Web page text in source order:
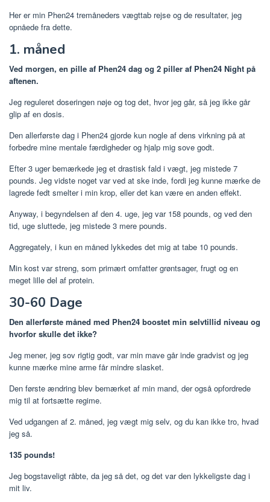
Her er min Phen24 tremåneders vægttab rejse og de resultater, jeg
opnåede fra dette.
1. måned
Ved morgen, en pille af Phen24 dag og 2 piller af Phen24 Night på
aftenen.
Jeg reguleret doseringen nøje og tog det, hvor jeg går, så jeg ikke går
glip af en dosis.
Den allerførste dag i Phen24 gjorde kun nogle af dens virkning på at
forbedre mine mentale færdigheder og hjalp mig sove godt.
Efter 3 uger bemærkede jeg et drastisk fald i vægt, jeg mistede 7
pounds. Jeg vidste noget var ved at ske inde, fordi jeg kunne mærke de
lagrede fedt smelter i min krop, eller det kan være en anden effekt.
Anyway, i begyndelsen af ​​den 4. uge, jeg var 158 pounds, og ved den
tid, uge ​​sluttede, jeg mistede 3 mere pounds.
Aggregately, i kun en måned lykkedes det mig at tabe 10 pounds.
Min kost var streng, som primært omfatter grøntsager, frugt og en
meget lille del af protein.
30-60 Dage
Den allerførste måned med Phen24 boostet min selvtillid niveau og
hvorfor skulle det ikke?
Jeg mener, jeg sov rigtig godt, var min mave går inde gradvist og jeg
kunne mærke mine arme får mindre slasket.
Den første ændring blev bemærket af min mand, der også opfordrede
mig til at fortsætte regime.
Ved udgangen af ​​2. måned, jeg vægt mig selv, og du kan ikke tro, hvad
jeg så.
135 pounds!
Jeg bogstaveligt råbte, da jeg så det, og det var den lykkeligste dag i
mit liv.